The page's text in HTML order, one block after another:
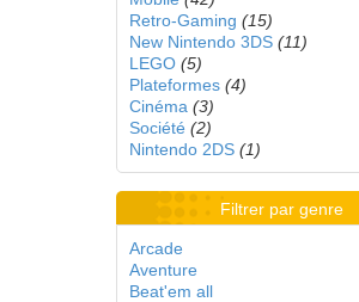
Retro-Gaming (15)
New Nintendo 3DS (11)
LEGO (5)
Plateformes (4)
Cinéma (3)
Société (2)
Nintendo 2DS (1)
Filtrer par genre
Arcade
Aventure
Beat'em all